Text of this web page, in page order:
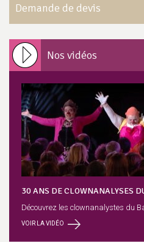
Demande de devis
Nos vidéos
30 ANS DE CLOWNANALYSES
Découvrez les clownanalystes du
VOIR LA VIDÉO